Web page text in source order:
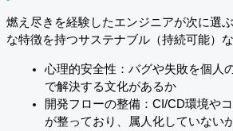
燃え尽きを経験したエンジニアが次に選
な特徴を持つサステナブル（持続可能）
心理的安全性：バグや失敗を個人
で解決する文化があるか
開発フローの整備：CI/CD環境や
が整っており、属人化していない